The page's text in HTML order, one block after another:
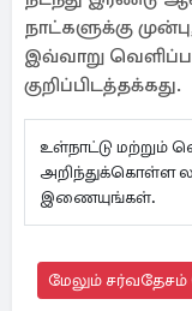
நாட்களுக்கு
இவ்வாறு
குறிப்பிடத்தக்கது.
உள்நாட்டு மற்றும்
அறிந்துக்கொள்ள
இணையுங்கள்.
மேலும் சர்வதேசம்